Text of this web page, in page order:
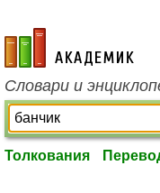
academic.ru
Словари и
Толкования